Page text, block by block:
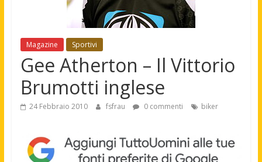
Magazine Sportivi
Gee Atherton – Il Vittorio
Brumotti inglese
24 Febbraio 2010 fsfrau 0 commenti biker